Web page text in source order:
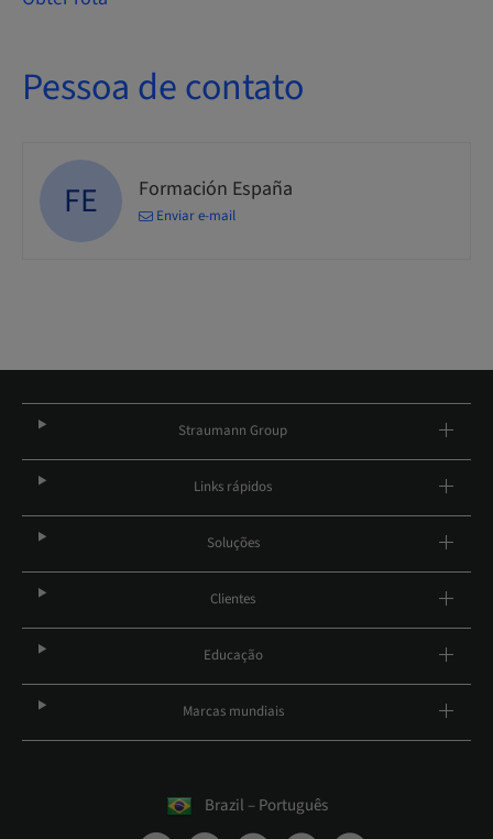
Pessoa de contato
FE Formación España
Enviar e-mail
Straumann Group
Links rápidos
Soluções
Clientes
Educação
Marcas mundiais
Brazil – Português